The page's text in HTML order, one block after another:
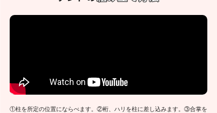
①柱を所定の位置にならべます。②桁、ハリを柱に差し込みます。③合掌を